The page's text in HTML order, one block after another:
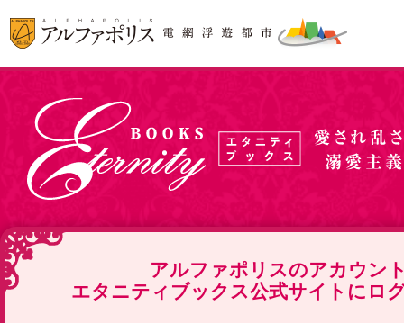
アルファポリスのアカウン
エタニティブックス公式サイトにロ